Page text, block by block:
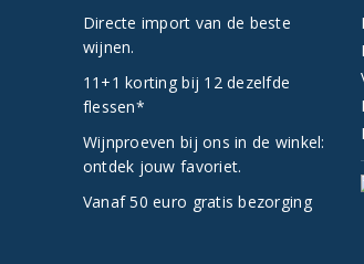
Directe import van de beste
wijnen.
11+1 korting bij 12 dezelfde
flessen*
Wijnproeven bij ons in de winkel:
ontdek jouw favoriet.
Vanaf 50 euro gratis bezorging